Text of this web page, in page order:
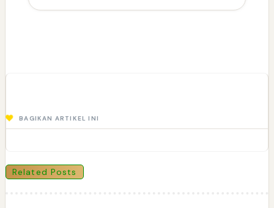
BAGIKAN ARTIKEL INI
Related Posts